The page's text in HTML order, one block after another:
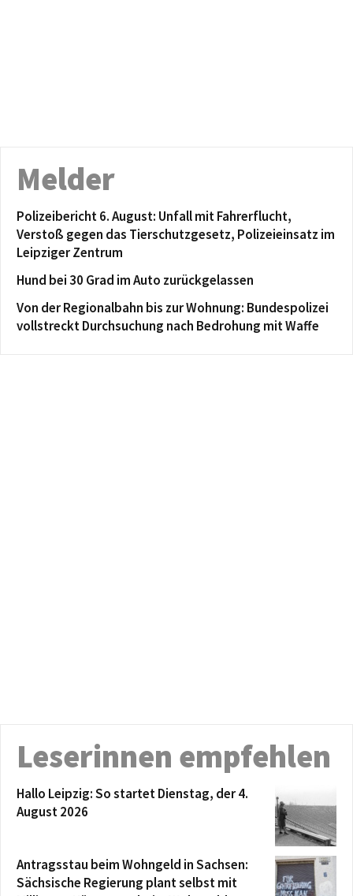
Melder
Polizeibericht 6. August: Unfall mit Fahrerflucht,
Verstoß gegen das Tierschutzgesetz, Polizeieinsatz im
Leipziger Zentrum
Hund bei 30 Grad im Auto zurückgelassen
Von der Regionalbahn bis zur Wohnung: Bundespolizei
vollstreckt Durchsuchung nach Bedrohung mit Waffe
Leserinnen empfehlen
Hallo Leipzig: So startet Dienstag, der 4.
August 2026
Antragsstau beim Wohngeld in Sachsen:
Sächsische Regierung plant selbst mit